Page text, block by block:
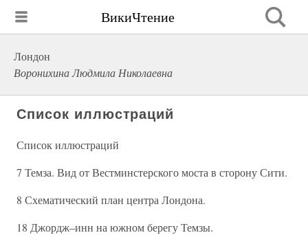
ВикиЧтение
Лондон
Воронихина Людмила Николаевна
Список иллюстраций
Список иллюстраций
7 Темза. Вид от Вестминстерского моста в сторону Сити.
8 Схематический план центра Лондона.
18 Джордж–инн на южном берегу Темзы.